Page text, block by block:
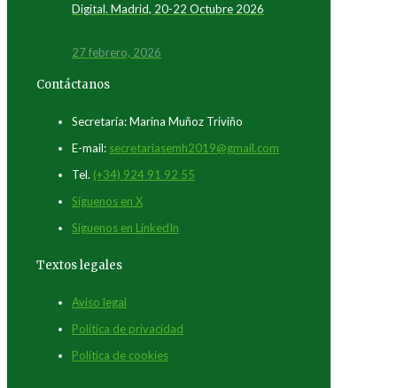
Digital. Madrid, 20-22 Octubre 2026
27 febrero, 2026
Contáctanos
Secretaría: Marina Muñoz Triviño
E-mail: secretariasemh2019@gmail.com
Tel. (+34) 924 91 92 55
Síguenos en X
Síguenos en LinkedIn
Textos legales
Aviso legal
Política de privacidad
Política de cookies